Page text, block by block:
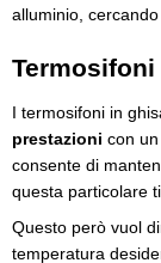
alluminio,
I termosifoni in
prestazioni con un
consente di
questa particolare
Questo però vuol
temperatura